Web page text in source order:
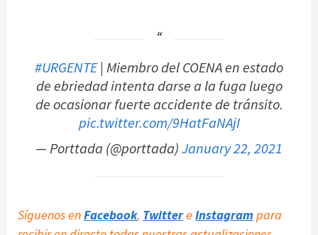
#URGENTE| Miembro del COENA en estado
de ebriedad intenta darse a la fuga luego
de ocasionar fuerte accidente de tránsito.
pic.twitter.com/9HatFaNAjI
— Porttada (@porttada)January 22, 2021
Síguenos enFacebook, Twittere Instagram para